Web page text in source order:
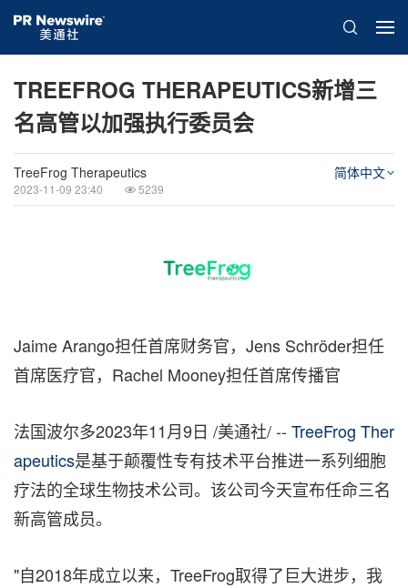
TREEFROG THERAPEUTICS新增三
名高管以加强执行委员会
TreeFrog Therapeutics
2023-11-09 23:40 5239
简体中文
Jaime Arango担任首席财务官，Jens Schröder担任
首席医疗官，Rachel Mooney担任首席传播官
法国波尔多2023年11月9日 /美通社/ -- TreeFrog Ther
apeutics是基于颠覆性专有技术平台推进一系列细胞
疗法的全球生物技术公司。该公司今天宣布任命三名
新高管成员。
"自2018年成立以来，TreeFrog取得了巨大进步，我